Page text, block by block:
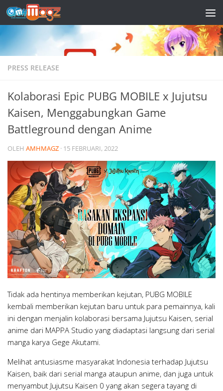
Skip to content
PRESS RELEASE
Kolaborasi Epic PUBG MOBILE x Jujutsu
Kaisen, Menggabungkan Game
Battleground dengan Anime
OLEH AMHMAGZ · 15 FEBRUARI, 2022
Tidak ada hentinya memberikan kejutan, PUBG MOBILE
kembali memberikan kejutan baru untuk para pemainnya, kali
ini dengan menjalin kolaborasi bersama Jujutsu Kaisen, serial
anime dari MAPPA Studio yang diadaptasi langsung dari serial
manga karya Gege Akutami.
Melihat antusiasme masyarakat Indonesia terhadap Jujutsu
Kaisen, baik dari serial manga ataupun anime, dan juga untuk
menyambut Jujutsu Kaisen 0 yang akan segera tayang di